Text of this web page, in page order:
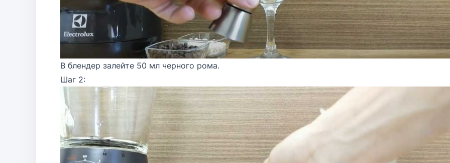
В блендер залейте 50 мл черного рома.
Шаг 2: